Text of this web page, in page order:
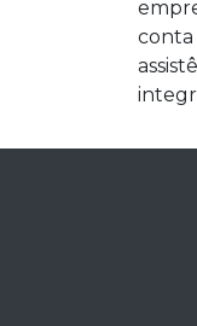
conta